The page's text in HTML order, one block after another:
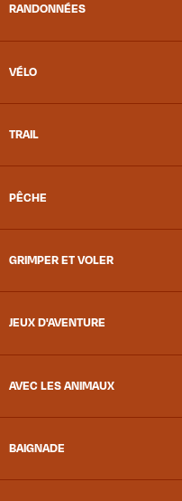
RANDONNÉES
VÉLO
TRAIL
PÊCHE
GRIMPER ET VOLER
JEUX D'AVENTURE
AVEC LES ANIMAUX
BAIGNADE
Jean-de-